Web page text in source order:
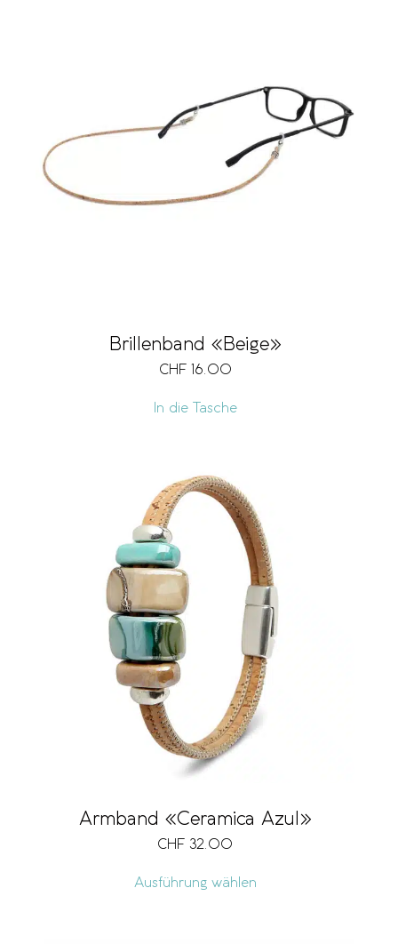
Brillenband «Beige»
CHF 16.00
In die Tasche
Armband «Ceramica Azul»
CHF 32.00
Ausführung wählen